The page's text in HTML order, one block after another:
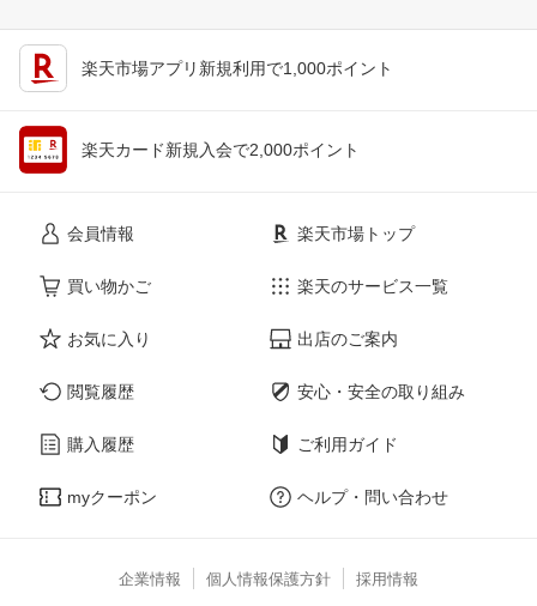
楽天市場アプリ新規利用で1,000ポイント
楽天カード新規入会で2,000ポイント
会員情報
買い物かご
お気に入り
閲覧履歴
購入履歴
myクーポン
楽天市場トップ
楽天のサービス一覧
出店のご案内
安心・安全の取り組み
ご利用ガイド
ヘルプ・問い合わせ
企業情報 個人情報保護方針 採用情報